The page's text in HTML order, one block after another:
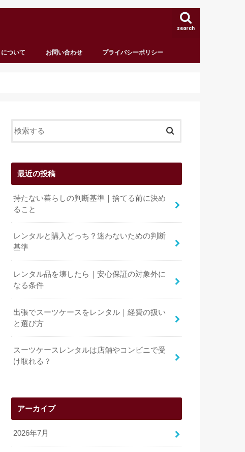
search
ついて お問い合わせ プライバシーポリシー
最近の投稿
持たない暮らしの判断基準｜捨てる前に決め
ること
レンタルと購入どっち？迷わないための判断
基準
レンタル品を壊したら｜安心保証の対象外に
なる条件
出張でスーツケースをレンタル｜経費の扱い
と選び方
スーツケースレンタルは店舗やコンビニで受
け取れる？
アーカイブ
2026年7月